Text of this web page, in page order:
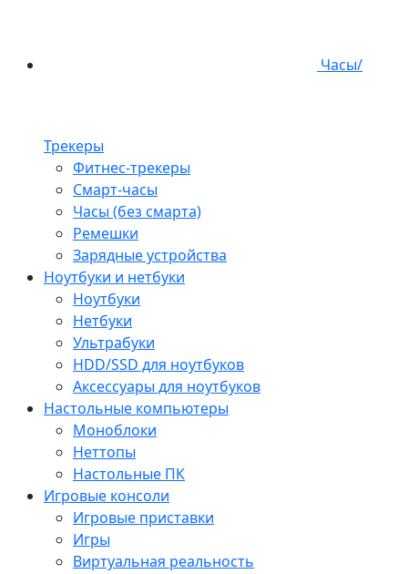
Часы/
Трекеры
Фитнес-трекеры
Смарт-часы
Часы (без смарта)
Ремешки
Зарядные устройства
Ноутбуки и нетбуки
Ноутбуки
Нетбуки
Ультрабуки
HDD/SSD для ноутбуков
Аксессуары для ноутбуков
Настольные компьютеры
Моноблоки
Неттопы
Настольные ПК
Игровые консоли
Игровые приставки
Игры
Виртуальная реальность